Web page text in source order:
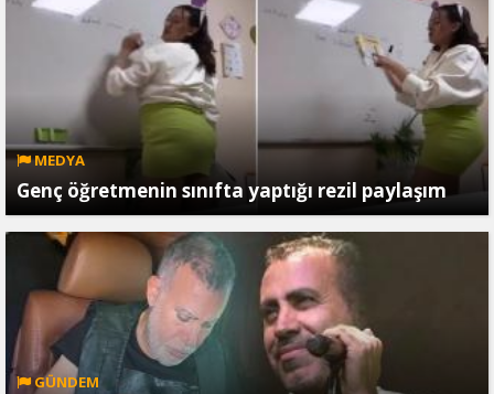
MEDYA
Genç öğretmenin sınıfta yaptığı rezil paylaşım
GÜNDEM